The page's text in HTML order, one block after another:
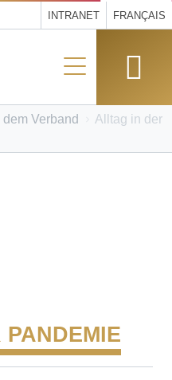
INTRANET FRANÇAIS
dem Verband
Alltag in der